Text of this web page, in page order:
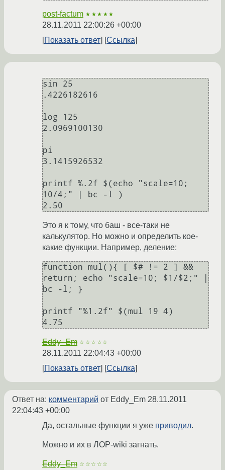
post-factum ★★★★★
28.11.2011 22:00:26 +00:00
Показать ответ
Ссылка
sin 25
.4226182616
log 125
2.0969100130
pi
3.1415926532
printf %.2f $(echo "scale=10;
10/4;" | bc -l )
Это я к тому, что баш - все-таки не
калькулятор. Но можно и определить кое-
какие функции. Например, деление:
function mul(){ [ $# != 2 ] &&
return; echo "scale=10; $1/$2;" |
bc -l; }
printf "%1.2f" $(mul 19 4)
Eddy_Em ☆☆☆☆☆
28.11.2011 22:04:43 +00:00
Показать ответ
Ссылка
Ответ на: комментарий от Eddy_Em 28.11.2011
22:04:43 +00:00
Да, остальные функции я уже приводил.
Можно и их в ЛОР-wiki загнать.
Eddy_Em ☆☆☆☆☆